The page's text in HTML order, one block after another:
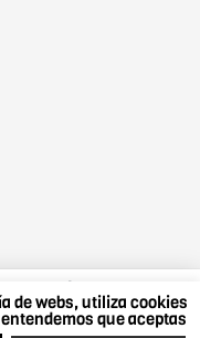
de webs, utiliza cookies
que aceptas
mayoría de webs,
sigues navegando
política de cookies.